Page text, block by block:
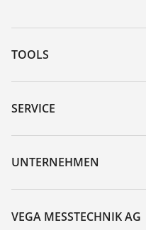
TOOLS
Download-Center
Gerätesuche (Seriennummer)
DTM Collection/PACTware
SERVICE
Geräterücksendung
Trainings
Beständigkeitsliste
UNTERNEHMEN
Über VEGA
Kontakt
VEGA MESSTECHNIK AG